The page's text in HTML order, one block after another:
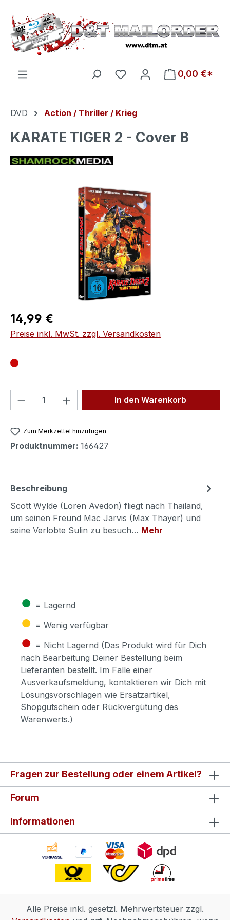
Zum Hauptinhalt springen
Du hast 0 Produkte auf
0,00 €*
DVD Action / Thriller / Krieg
KARATE TIGER 2 - Cover B
Bildergalerie überspringen
Regulärer Preis:
14,99 €
Preise inkl. MwSt. zzgl. Versandkosten
Produkt Anzahl: Gib denIn den Warenkorb
Zum Merkzettel hinzufügen
Produktnummer: 166427
Beschreibung
Scott Wylde (Loren Avedon) fliegt nach Thailand,
um seinen Freund Mac Jarvis (Max Thayer) und
seine Verlobte Sulin zu besuch… Mehr
● = Lagernd
● = Wenig verfügbar
● = Nicht Lagernd (Das Produkt wird für Dich
nach Bearbeitung Deiner Bestellung beim
Lieferanten bestellt. Im Falle einer
Ausverkaufsmeldung, kontaktieren wir Dich mit
Lösungsvorschlägen wie Ersatzartikel,
Shopgutschein oder Rückvergütung des
Warenwerts.)
Fragen zur Bestellung oder einem Artikel?
Forum
Informationen
Alle Preise inkl. gesetzl. Mehrwertsteuer zzgl.